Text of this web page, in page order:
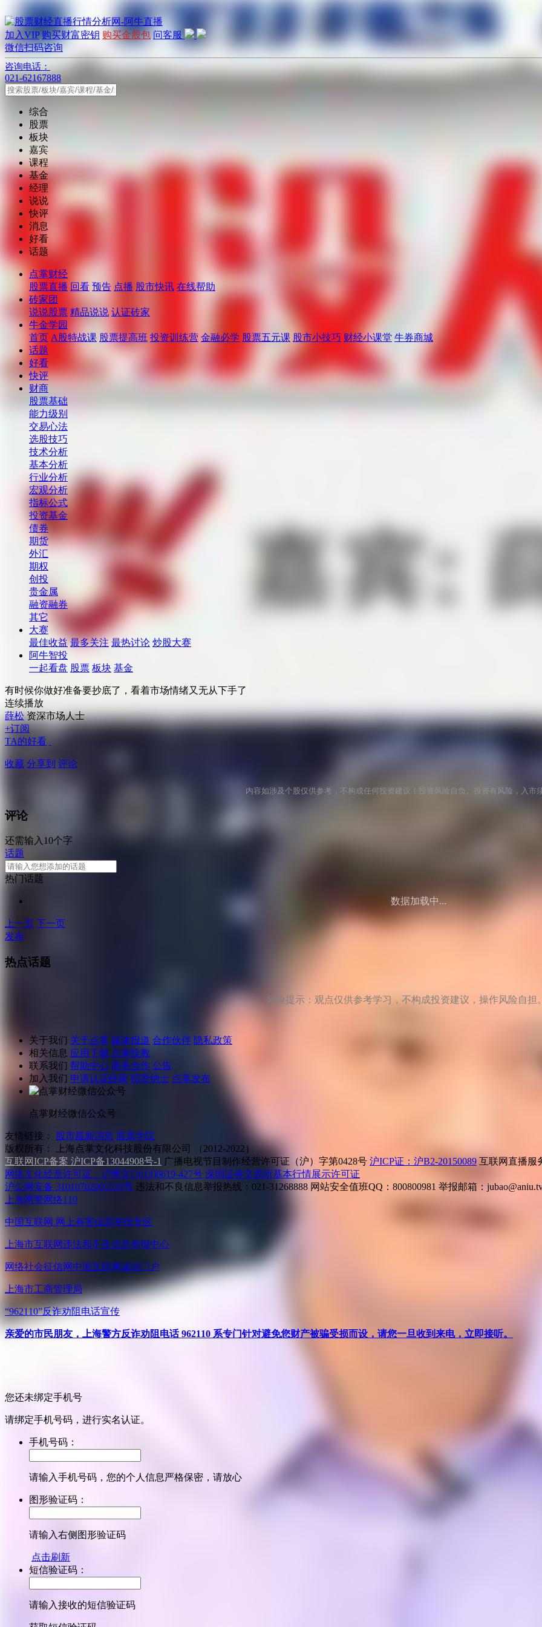
加入VIP 购买财富密钥 购买金股包 问客服
微信扫码咨询
咨询电话：
021-62167888
综合
股票
板块
嘉宾
课程
基金
经理
说说
快评
消息
好看
话题
点掌财经
股票直播 回看 预告 点播 股市快讯 在线帮助
砖家团
说说股票 精品说说 认证砖家
牛金学园
首页 A股特战课 股票提高班 投资训练营 金融必学 股票五元课 股市小技巧 财经小课堂 牛券商城
话题
好看
快评
财商
股票基础
能力级别
交易心法
选股技巧
技术分析
基本分析
行业分析
宏观分析
指标公式
投资基金
债券
期货
外汇
期权
创投
贵金属
融资融券
其它
大赛
最佳收益 最多关注 最热讨论 炒股大赛
阿牛智投
一起看盘 股票 板块 基金
有时候你做好准备要抄底了，看着市场情绪又无从下手了
连续播放
薛松 资深市场人士
+订阅
TA的好看
收藏 分享到 评论
内容如涉及个股仅供参考，不构成任何投资建议！投资风险自负。投资有风险，入市
评论
还需输入10个字
话题
热门话题
数据加载中...
上一页 下一页
发布
热点话题
风险提示：观点仅供参考学习，不构成投资建议，操作风险自担
关于我们 关于点掌 媒体报道 合作伙伴 隐私政策
相关信息 应用下载 点掌投教
联系我们 帮助中心 商务合作 公告
加入我们 申请认证砖家 招贤纳士 点掌发布
点掌财经微信公众号
友情链接： 股市最新消息 股票学院
版权所有：
上海点掌文化科技股份有限公司 （2012-2022）
互联网ICP备案 沪ICP备13044908号-1 广播电视节目制作经营许可证（沪）字第0428号 沪ICP证：沪B2-20150089 互联网直播服
网络文化经营许可证：沪网文[2018]6619-427号 深圳证券交易所基本行情展示许可证
沪公网安备 31010702001519号 违法和不良信息举报热线：021-31268888 网站安全值班QQ：800800981 举报邮箱：
上海网警网络110
中国互联网 网上有害信息举报专区
上海市互联网违法和不良信息举报中心
网络社会征信网 中国互联网诚信门户
上海市工商管理局
“962110”反诈劝阻电话宣传
亲爱的市民朋友，上海警方反诈劝阻电话 962110 系专门针对避免您财产被骗受损而设，请您一旦收到来电，立即接听。
您还未绑定手机号
请绑定手机号码，进行实名认证。
手机号码：
请输入手机号码，您的个人信息严格保密，请放心
图形验证码：
请输入右侧图形验证码
点击刷新
短信验证码：
请输入接收的短信验证码